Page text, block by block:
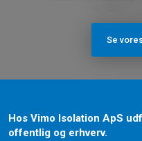
Se
Hos Vimo Isolation ApS
offentlig og erhverv.